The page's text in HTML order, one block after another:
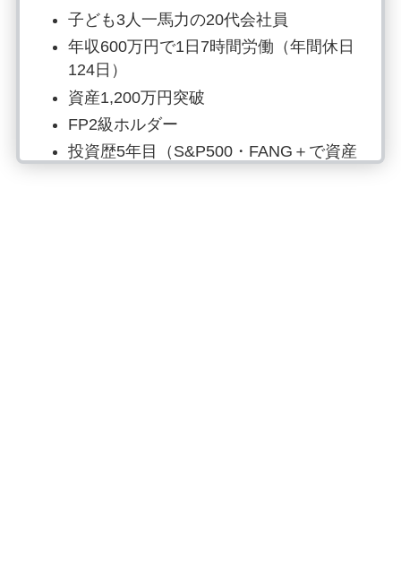
子ども3人一馬力の20代会社員
年収600万円で1日7時間労働（年間休日
124日）
資産1,200万円突破
FP2級ホルダー
投資歴5年目（S&P500・FANG＋で資産